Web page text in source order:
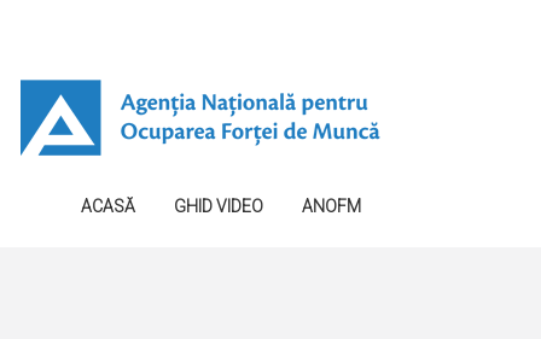
ACASĂ GHID VIDEO ANOFM